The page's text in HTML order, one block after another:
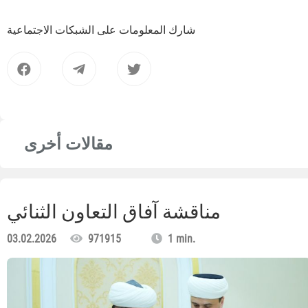
شارك المعلومات على الشبكات الاجتماعية
مقالات أخرى
مناقشة آفاق التعاون الثنائي
03.02.2026 971915 1 min.